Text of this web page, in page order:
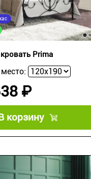
Prima
₽
корзину